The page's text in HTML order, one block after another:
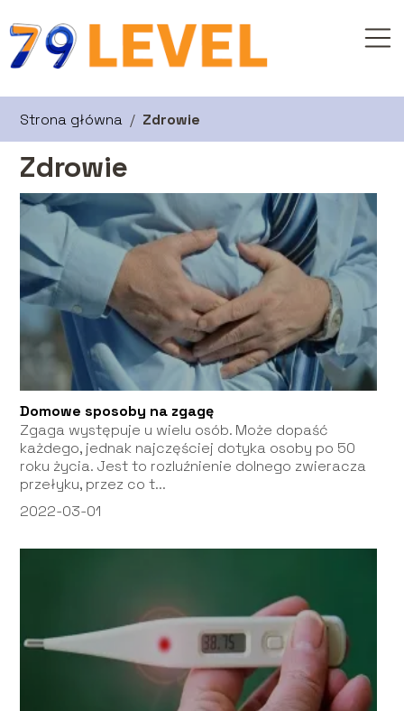
Strona główna / Zdrowie
Zdrowie
Domowe sposoby na zgagę
Zgaga występuje u wielu osób. Może dopaść
każdego, jednak najczęściej dotyka osoby po 50
roku życia. Jest to rozluźnienie dolnego zwieracza
przełyku, przez co t...
2022-03-01